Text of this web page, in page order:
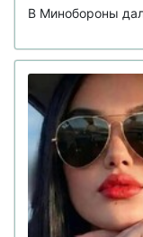
В Минобороны